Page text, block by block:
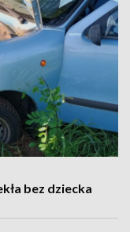
bez dziecka